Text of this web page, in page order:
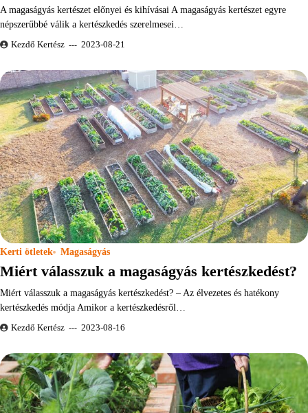
A magaságyás kertészet előnyei és kihívásai A magaságyás kertészet egyre
népszerűbbé válik a kertészkedés szerelmesei…
Kezdő Kertész 2023-08-21
Kerti ötletek Magaságyás
Miért válasszuk a magaságyás kertészkedést?
Miért válasszuk a magaságyás kertészkedést? – Az élvezetes és hatékony
kertészkedés módja Amikor a kertészkedésről…
Kezdő Kertész 2023-08-16